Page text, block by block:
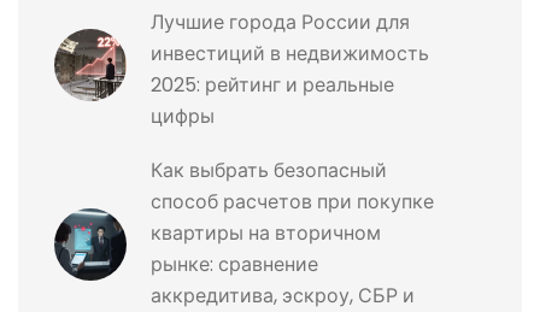
Лучшие города России для
инвестиций в недвижимость
2025: рейтинг и реальные
цифры
Как выбрать безопасный
способ расчетов при покупке
квартиры на вторичном
рынке: сравнение
аккредитива, эскроу, СБР и